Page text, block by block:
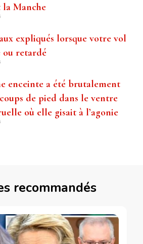
Manche
expliqués lorsque votre vol
ou retardé
enceinte a été brutalement
de pied dans le ventre
où elle gisait à l’agonie
recommandés